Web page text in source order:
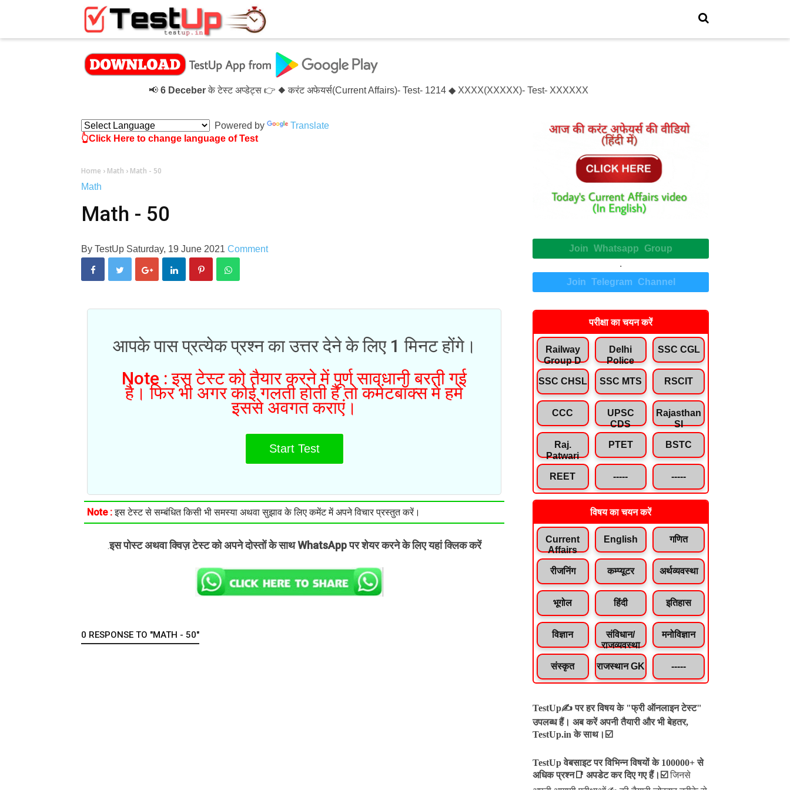
6 Deceberके टेस्ट अप्डेट्स 👉 ◆ करंट अफेयर्स(Current Affairs)- Test- 1214 ◆ XXXX(XXXXX)- Test- XXXXXX
Powered by
Translate
👆Click Here to change language of Test
Home › Math › Math - 50
Math
Math - 50
By TestUp Saturday, 19 June 2021 Comment
आपके पास प्रत्येक प्रश्न का उत्तर देने के लिए 1 मिनट होंगे।
Note : इस टेस्ट को तैयार करने में पूर्ण सावधानी बरती गई
है। फिर भी अगर कोई गलती होती है तो कमेंटबॉक्स में हमे
इससे अवगत कराएं।
Start Test
Note :इस टेस्ट से सम्बंधित किसी भी समस्या अथवा सुझाव के लिए कमेंट में अपने विचार प्रस्तुत करें।
.इस पोस्ट अथवा क्विज़ टेस्ट को अपने दोस्तों के साथ WhatsApp पर शेयर करने के लिए यहां क्लिक करें
0 RESPONSE TO "MATH - 50"
Join Whatsapp Group
.
Join Telegram Channel
परीक्षा का चयन करें
Railway
Group D
Delhi
Police
SSC CGL
SSC CHSL SSC MTS RSCIT
CCC
UPSC
CDS
Rajasthan
SI
Raj.
Patwari
PTET BSTC
REET ----- -----
विषय का चयन करें
Current
Affairs
English गणित
रीजनिंग कम्प्यूटर अर्थव्यवस्था
भूगोल हिंदी इतिहास
विज्ञान
संविधान/
राजव्यवस्था
मनोविज्ञान
संस्कृत राजस्थान GK -----
TestUp✍️ पर हर विषय के "फ्री ऑनलाइन टेस्ट"
उपलब्ध हैं। अब करें अपनी तैयारी और भी बेहतर,
TestUp.in के साथ।☑️
TestUp वेबसाइट पर विभिन्न विषयों के 100000+ से
अधिक प्रश्न📑 अपडेट कर दिए गए हैं। ☑️ जिनसे